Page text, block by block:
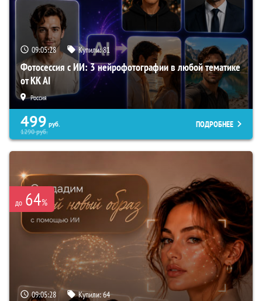
09:05:27 Купили:81
Фотосессия с ИИ: 3 нейрофотографии в любой тематике
от KK AI
Россия
499 руб.
1290руб.
ПОДРОБНЕЕ
до 64%
09:05:27 Купили:64